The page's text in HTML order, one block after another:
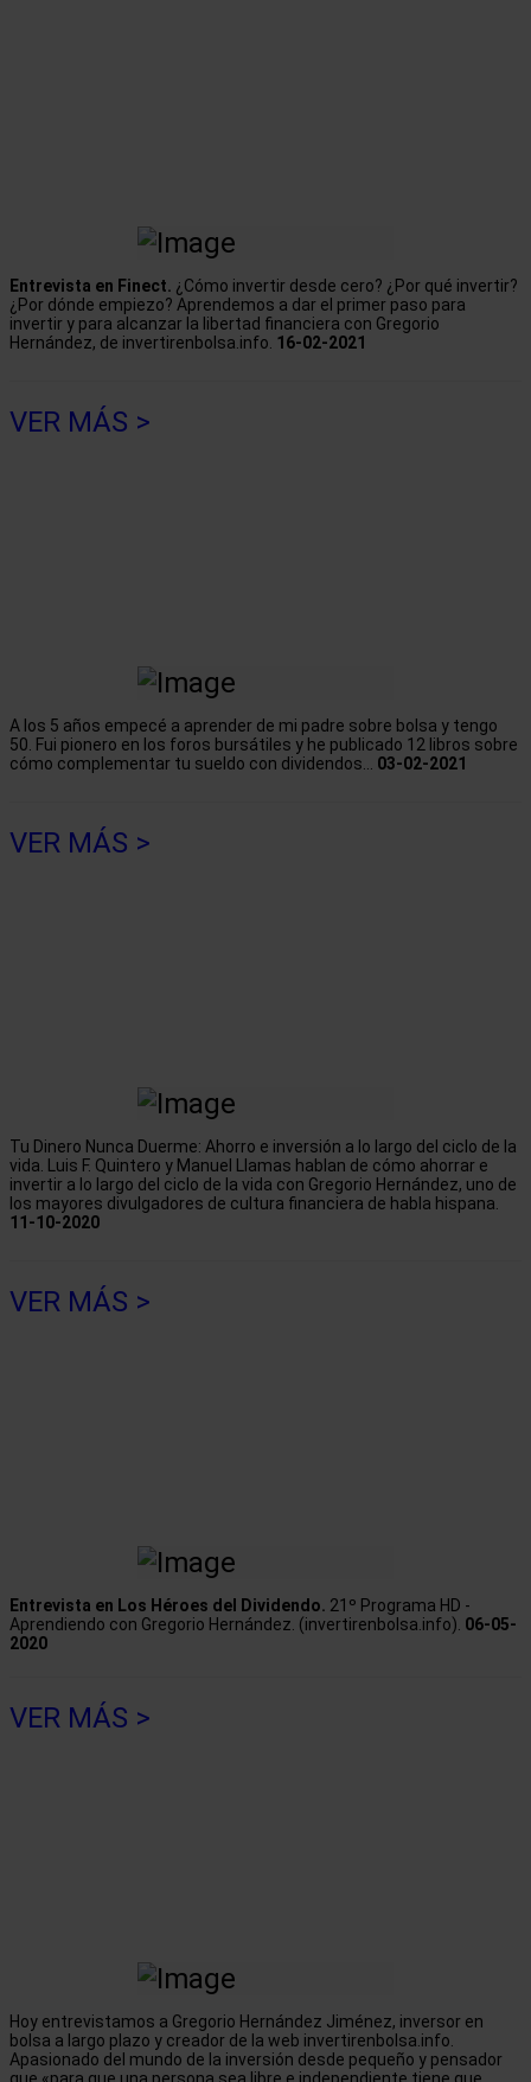
Entrevista en Finect. ¿Cómo invertir desde cero? ¿Por qué invertir?
¿Por dónde empiezo? Aprendemos a dar el primer paso para
invertir y para alcanzar la libertad financiera con Gregorio
Hernández, de invertirenbolsa.info. 16-02-2021
VER MÁS >
A los 5 años empecé a aprender de mi padre sobre bolsa y tengo
50. Fui pionero en los foros bursátiles y he publicado 12 libros sobre
cómo complementar tu sueldo con dividendos... 03-02-2021
VER MÁS >
Tu Dinero Nunca Duerme: Ahorro e inversión a lo largo del ciclo de la
vida. Luis F. Quintero y Manuel Llamas hablan de cómo ahorrar e
invertir a lo largo del ciclo de la vida con Gregorio Hernández, uno de
los mayores divulgadores de cultura financiera de habla hispana.
11-10-2020
VER MÁS >
Entrevista en Los Héroes del Dividendo. 21º Programa HD -
Aprendiendo con Gregorio Hernández. (invertirenbolsa.info). 06-05-
2020
VER MÁS >
Hoy entrevistamos a Gregorio Hernández Jiménez, inversor en
bolsa a largo plazo y creador de la web invertirenbolsa.info.
Apasionado del mundo de la inversión desde pequeño y pensador